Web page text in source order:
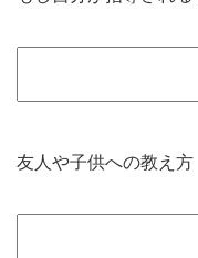
友人や子供への教え方